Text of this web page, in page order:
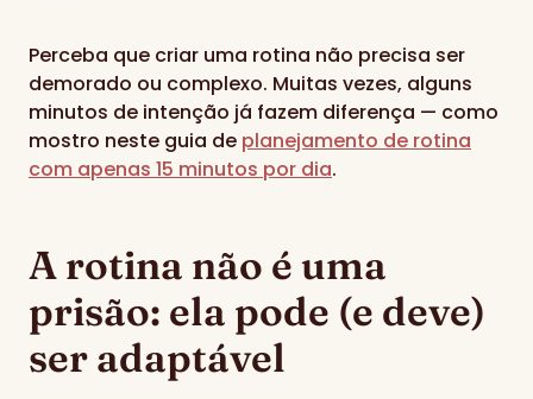
Perceba que criar uma rotina não precisa ser
demorado ou complexo. Muitas vezes, alguns
minutos de intenção já fazem diferença — como
mostro neste guia de planejamento de rotina
com apenas 15 minutos por dia.
A rotina não é uma
prisão: ela pode (e deve)
ser adaptável